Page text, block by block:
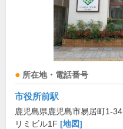
所在地・電話番号
市役所前駅
鹿児島県鹿児島市易居町1-34
リミビル1F [地図]